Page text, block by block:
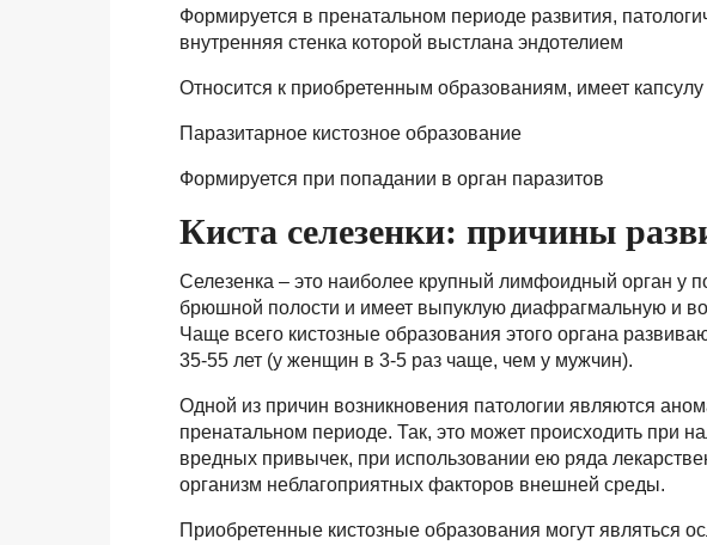
Формируется в пренатальном периоде развития,
внутренняя стенка которой выстлана эндотелием
Относится к приобретенным образованиям, имеет капсулу
Паразитарное кистозное образование
Формируется при попадании в орган паразитов
Киста селезенки: причины
Селезенка – это наиболее крупный лимфоидный орган у
брюшной полости и имеет выпуклую диафрагмальную и
Чаще всего кистозные образования этого органа
35-55 лет (у женщин в 3-5 раз чаще, чем у мужчин).
Одной из причин возникновения патологии являются
пренатальном периоде. Так, это может происходить при
вредных привычек, при использовании ею ряда
организм неблагоприятных факторов внешней среды.
Приобретенные кистозные образования могут являться